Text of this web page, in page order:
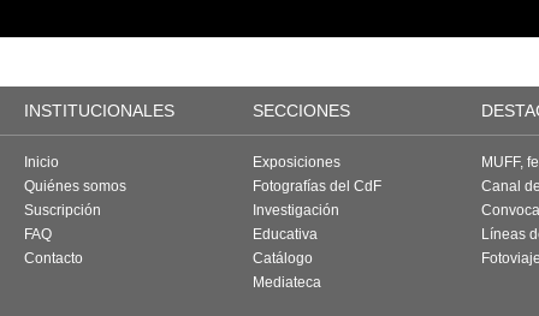
INSTITUCIONALES SECCIONES
Inicio
Quiénes somos
Suscripción
FAQ
Contacto
Exposiciones
Fotografías del CdF
Investigación
Educativa
Catálogo
Mediateca
MUFF,
Canal
Líneas